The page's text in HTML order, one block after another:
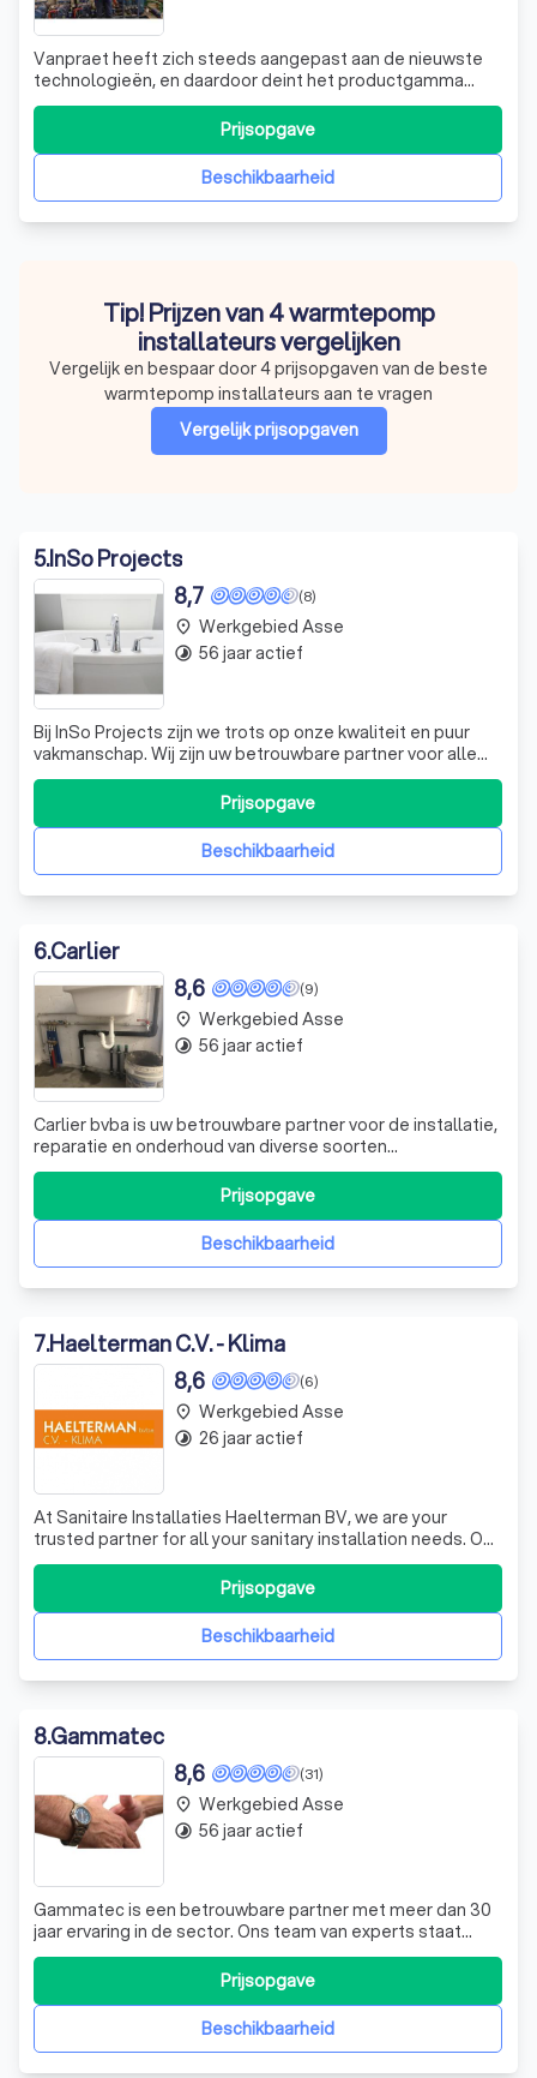
Vanpraet heeft zich steeds aangepast aan de nieuwste
technologieën, en daardoor deint het productgamma
voortdurend uit. We zijn uitgegroeid van een bedrijf
gespecialiseerd in industriële koeltechniek tot een HVAC-
firma die in heel België erkend is als koeltechnisch bedrijf.
Warmtepompen en natuurlijBeschikbaarheid
Prijsopgave
Tip! Prijzen van 4 warmtepomp
installateurs vergelijken
Vergelijk en bespaar door 4 prijsopgaven van de beste
warmtepomp installateurs aan te vragen
Vergelijk prijsopgaven
5.InSo Projects
(8)
8,7
Bij InSo Projects zijn we trots op onze kwaliteit en puur
vakmanschap. Wij zijn uw betrouwbare partner voor alle
renovatie- en nieuwbouwprojecten die te maken hebben
met sanitair, verwarming en koeling. Dankzij onze
voortdurende inzet om op de hoogte te blijven van de
meest innovatieve oplossingen,
Beschikbaarheid
Prijsopgave
place Werkgebied Asse
timelapse 56 jaar actief
6.Carlier
(9)
8,6
Carlier bvba is uw betrouwbare partner voor de installatie,
reparatie en onderhoud van diverse soorten
verwarmingssystemen in Steenokkerzeel en de regio
Vlaams-Brabant. Met meer dan 40 jaar ervaring in de
branche, onderscheiden we ons door onze efficiëntie,
zorgvuldigheid en het gebruik van hoogwaar
Beschikbaarheid
Prijsopgave
place Werkgebied Asse
timelapse 56 jaar actief
7.Haelterman C.V. - Klima
(6)
8,6
At Sanitaire Installaties Haelterman BV, we are your
trusted partner for all your sanitary installation needs. Our
expertise lies in the installation, repair, and maintenance
of a wide range of sanitary fixtures, including toilets,
showers, baths, and faucets. Our team of skilled
Beschikbaarheid
Prijsopgave
place Werkgebied Asse
timelapse 26 jaar actief
8.Gammatec
(31)
8,6
Gammatec is een betrouwbare partner met meer dan 30
jaar ervaring in de sector. Ons team van experts staat
klaar om u te helpen uw projecten tot een perfect einde
te brengen. Wij zijn gespecialiseerd in centrale
verwarming, sanitair, tankcontrole, airconditioning en
woningventilatie, zowel voor nieu
Beschikbaarheid
Prijsopgave
place Werkgebied Asse
timelapse 56 jaar actief